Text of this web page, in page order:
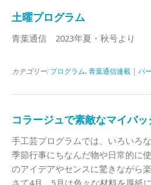
土曜プログラム
青葉通信 2023年夏・秋号より
カテゴリー: プログラム, 青葉通信連載 パ
コラージュで素敵なマイバッ
手工芸プログラムでは、いろいろ
季節行事にちなんだ物や日常的に
のアイデアやセンスに驚きながら